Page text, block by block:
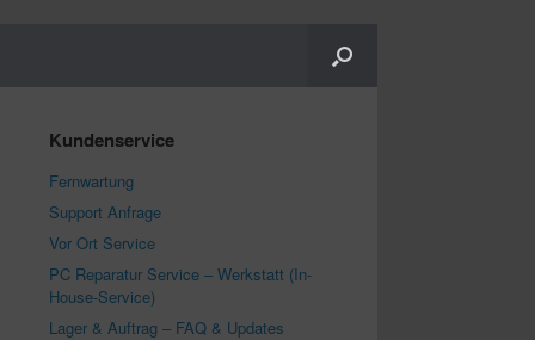
Kundenservice
Fernwartung
Support Anfrage
Vor Ort Service
PC Reparatur Service – Werkstatt (In-
House-Service)
Lager & Auftrag – FAQ & Updates